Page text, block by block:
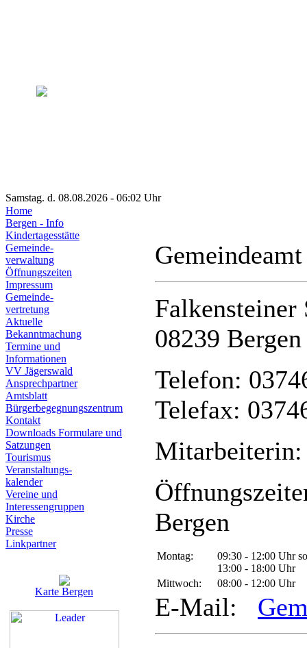
Samstag. d. 08.08.2026 - 06:02 Uhr
Home
Bergen - Info
Kindertagesstätte
Gemeinde-
verwaltung
Öffnungszeiten
Impressum
Gemeinde-
vertretung
Aktuelle
Bekanntmachung
Termine und
Informationen
VV Jägerswald
Ansprechpartner
Amtsblatt
Bürgerbegegnungszentrum
Kontakt
Downloads Formulare und
Satzungen
Tourismus
Veranstaltungs-
kalender
Vereine und
Interessen­gruppen
Kirche
Presse
Linkpartner
Karte Bergen
Falkensteiner
08239 Bergen
Telefon:
Telefax:
Mitarbeiterin:
Bergen
Montag:
09:30 - 12:00 Uhr
13:00 - 18:00 Uhr
Mittwoch:
08:00 - 12:00 Uhr
E-Mail: